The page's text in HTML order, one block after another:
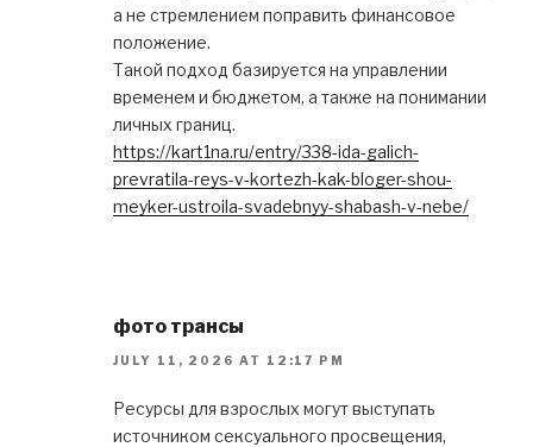
а не стремлением поправить финансовое
положение.
Такой подход базируется на управлении
временем и бюджетом, а также на понимании
личных границ.
https://kart1na.ru/entry/338-ida-galich-
prevratila-reys-v-kortezh-kak-bloger-shou-
meyker-ustroila-svadebnyy-shabash-v-nebe/
фото трансы
JULY 11, 2026 AT 12:17 PM
Ресурсы для взрослых могут выступать
источником сексуального просвещения,